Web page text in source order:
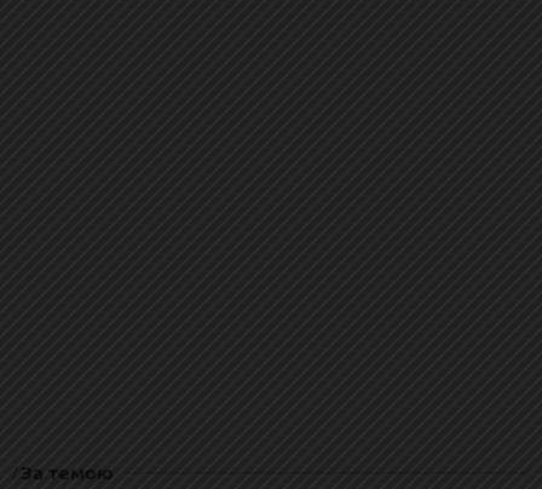
За темою